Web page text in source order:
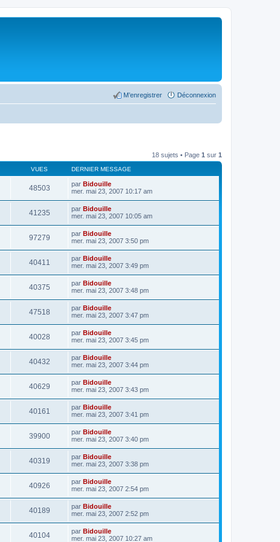
Déconnexion
M’enregistrer
18 sujets • Page 1 sur 1
VUES DERNIER MESSAGE
48503 par Bidouille
mer. mai 23, 2007 10:17 am
41235 par Bidouille
mer. mai 23, 2007 10:05 am
97279 par Bidouille
mer. mai 23, 2007 3:50 pm
40411 par Bidouille
mer. mai 23, 2007 3:49 pm
40375 par Bidouille
mer. mai 23, 2007 3:48 pm
47518 par Bidouille
mer. mai 23, 2007 3:47 pm
40028 par Bidouille
mer. mai 23, 2007 3:45 pm
40432 par Bidouille
mer. mai 23, 2007 3:44 pm
40629 par Bidouille
mer. mai 23, 2007 3:43 pm
40161 par Bidouille
mer. mai 23, 2007 3:41 pm
39900 par Bidouille
mer. mai 23, 2007 3:40 pm
40319 par Bidouille
mer. mai 23, 2007 3:38 pm
40926 par Bidouille
mer. mai 23, 2007 2:54 pm
40189 par Bidouille
mer. mai 23, 2007 2:52 pm
40104 par Bidouille
mer. mai 23, 2007 10:27 am